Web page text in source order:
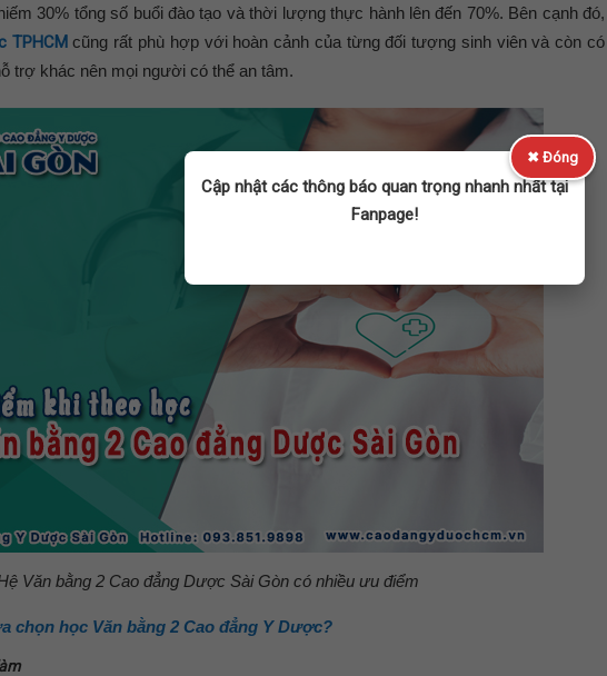
30% tổng số buổi đào tạo và thời lượng thực hành lên đến 70%. Bên cạnh đó,
TPHCM cũng rất phù hợp với hoàn cảnh của từng đối tượng sinh viên và còn có
trợ khác nên mọi người có thể an tâm.
Văn bằng 2 Cao đẳng Dược Sài Gòn có nhiều ưu điểm
chọn học Văn bằng 2 Cao đẳng Y Dược?
✖ Đóng
Cập nhật các thông báo quan trọng nhanh nhất tại
Fanpage!